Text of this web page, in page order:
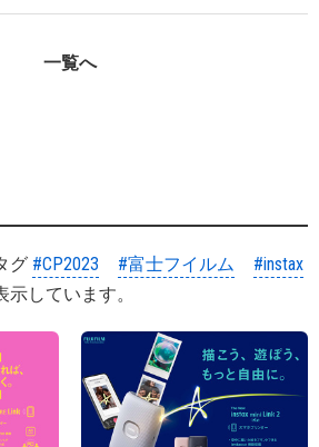
一覧へ
グ #CP2023 #富士フイルム
#instax
しています。